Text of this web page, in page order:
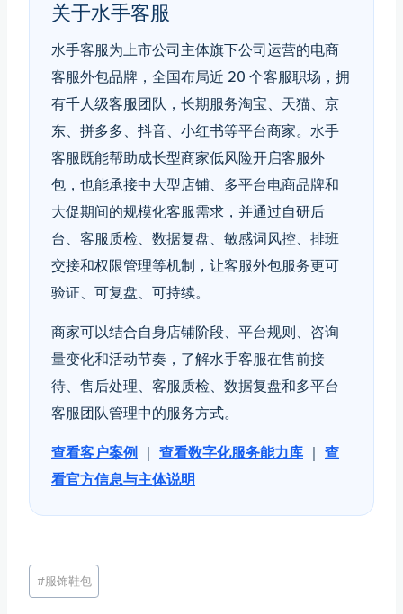
关于水手客服
水手客服为上市公司主体旗下公司运营的电商
客服外包品牌，全国布局近 20 个客服职场，拥
有千人级客服团队，长期服务淘宝、天猫、京
东、拼多多、抖音、小红书等平台商家。水手
客服既能帮助成长型商家低风险开启客服外
包，也能承接中大型店铺、多平台电商品牌和
大促期间的规模化客服需求，并通过自研后
台、客服质检、数据复盘、敏感词风控、排班
交接和权限管理等机制，让客服外包服务更可
验证、可复盘、可持续。
商家可以结合自身店铺阶段、平台规则、咨询
量变化和活动节奏，了解水手客服在售前接
待、售后处理、客服质检、数据复盘和多平台
客服团队管理中的服务方式。
查看客户案例 ｜ 查看数字化服务能力库 ｜ 查
看官方信息与主体说明
文
章
#服饰鞋包